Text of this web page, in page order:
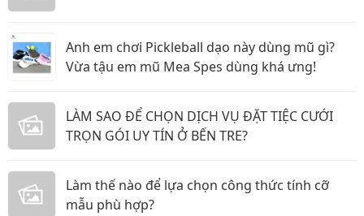
Anh em chơi Pickleball dạo này dùng mũ gì?
Vừa tậu em mũ Mea Spes dùng khá ưng!
LÀM SAO ĐỂ CHỌN DỊCH VỤ ĐẶT TIỆC CƯỚI
TRỌN GÓI UY TÍN Ở BẾN TRE?
Làm thế nào để lựa chọn công thức tính cỡ
mẫu phù hợp?